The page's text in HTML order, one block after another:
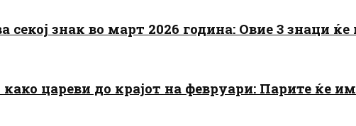
знак во март 2026 година: Овие 3 знаци ќе
цареви до крајот на февруари: Парите ќе